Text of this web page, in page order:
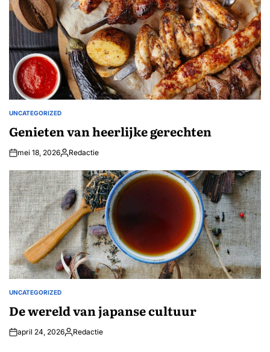
GEPLAATST
UNCATEGORIZED
Genieten van heerlijke gerechten
mei 18, 2026Geplaatst
Redactie
GEPLAATST
UNCATEGORIZED
De wereld van japanse cultuur
april 24, 2026Geplaatst
Redactie